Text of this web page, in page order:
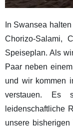
In Swansea
Chorizo-Salami,
Speiseplan. Als
Paar neben
und wir kommen
verstauen. Es
leidenschaftliche
unsere